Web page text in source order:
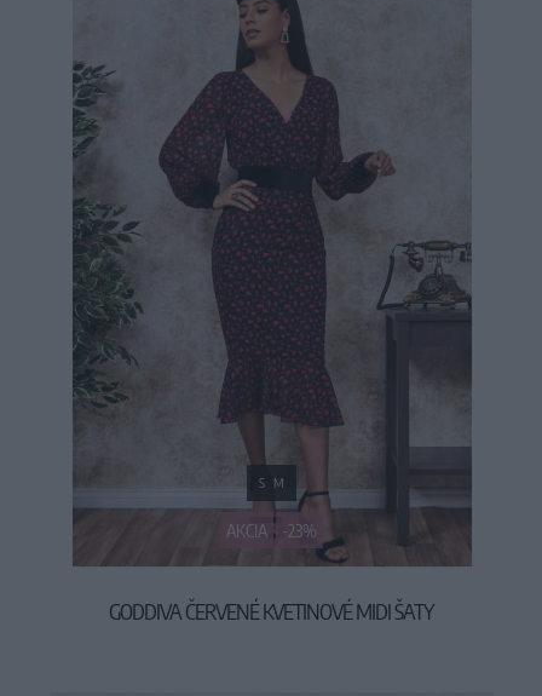
AKCIA -23%
S M
GODDIVA ČERVENÉ KVETINOVÉ MIDI ŠATY